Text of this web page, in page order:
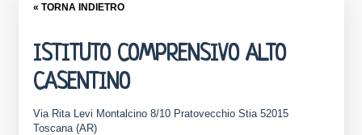
« TORNA INDIETRO
ISTITUTO COMPRENSIVO ALTO
CASENTINO
Via Rita Levi Montalcino 8/10 Pratovecchio Stia 52015
Toscana (AR)